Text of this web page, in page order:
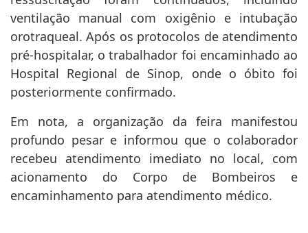
ventilação manual com oxigênio e intubação
orotraqueal. Após os protocolos de atendimento
pré-hospitalar, o trabalhador foi encaminhado ao
Hospital Regional de Sinop, onde o óbito foi
posteriormente confirmado.
Em nota, a organização da feira manifestou
profundo pesar e informou que o colaborador
recebeu atendimento imediato no local, com
acionamento do Corpo de Bombeiros e
encaminhamento para atendimento médico.